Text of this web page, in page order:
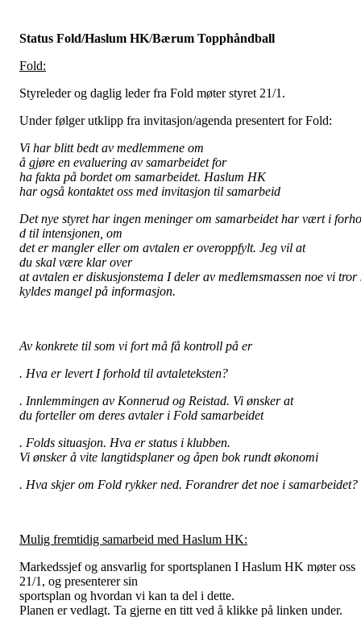
Status Fold/Haslum HK/Bærum Topphåndball
Fold:
Styreleder og daglig leder fra Fold møter styret 21/1.
Under følger utklipp fra invitasjon/agenda presentert for Fold:
Vi harblitt bedtav medlemmene om
å gjøre en evaluering av samarbeidetfor
ha fakta på bordetom samarbeidet. Haslum HK
harogså kontaktet oss med invitasjon til samarbeid
Detnye styrethar ingen meningerom samarbeidetharvært i
d til intensjonen , om
deter mangler ellerom avtalen er overoppfylt. Jeg vil at
du skal være klarover
atavtalen er diskusjonstema Idelerav medlemsmassen noe vi tror
kyldes mangel på informasjon.
Av konkrete til som vi fortmå få kontroll på er
. Hva er levertI forhold til avtaleteksten?
. Innlemmingen av Konnerud og Reistad. Vi ønskerat
du fortellerom deres avtaler i Fold samarbeidet
. Folds situasjon. Hva erstatus i klubben.
Vi ønskerå vite langtidsplaner og åpen bok rundt økonomi
. Hva skjerom Fold rykker ned. Forandrerdetnoe i samarbeidet?
Mulig fremtidig samarbeid med Haslum HK:
Markedssjef og ansvarlig for sportsplanen I Haslum HK møter oss
21/1, og presenterer sin
sportsplan og hvordan vi kan ta del i dette.
Planen er vedlagt. Ta gjerne en titt ved å klikke på linken under.